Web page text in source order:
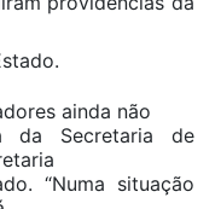
ainda não
da Secretaria de
“Numa situação